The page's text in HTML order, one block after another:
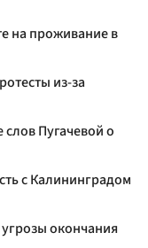
на проживание в
из-за
Пугачевой о
с Калининградом
окончания